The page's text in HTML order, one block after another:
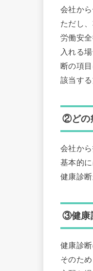
会社か
ただし
労働安
入れる
断の項
該当す
②どの
会社か
基本的
健康診
③健康
健康診
そのた